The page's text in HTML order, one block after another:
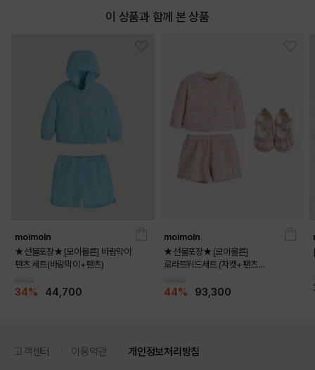
이 상품과 함께 본 상품
moimoln
★선물포장★[모이몰른] 바람막이
팬츠 세트(바람막이+팬츠)
34% 44,700
moimoln
★선물포장★[모이몰른]
로라트위드세트 (자켓+팬츠
44% 93,300
고객센터 이용약관 개인정보처리방침